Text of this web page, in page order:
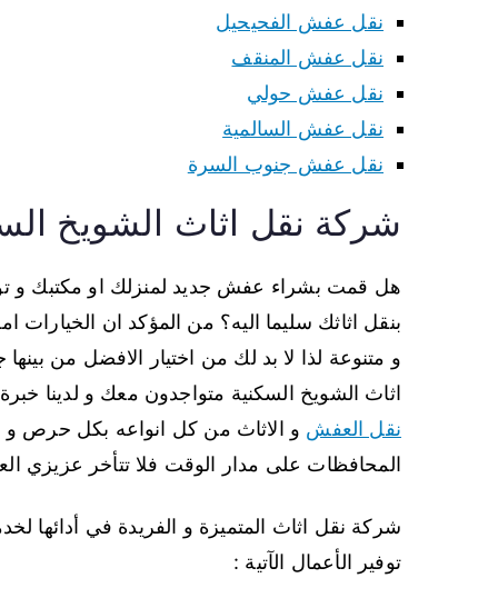
نقل عفش الفحيحيل
نقل عفش المنقف
نقل عفش حولي
نقل عفش السالمية
نقل عفش جنوب السرة
شركة نقل اثاث الشويخ
هل قمت بشراء عفش جديد لمنزلك او مكتبك و
بنقل اثاثك سليما اليه؟ من المؤكد ان
و متنوعة لذا لا بد لك من اختيار الافضل من
اثاث الشويخ السكنية متواجدون معك و لدينا
نقل العفش و الاثاث من كل انواعه بكل حرص و
المحافظات على مدار الوقت فلا تتأخر عزيزي
شركة نقل اثاث المتميزة و الفريدة في أدائها
توفير الأعمال الآتية :